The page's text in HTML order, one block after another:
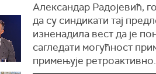
Александар Радојевић,
да су синдикати тај
изненадила вест да је
сагледати могућност
примењује ретроактивно.